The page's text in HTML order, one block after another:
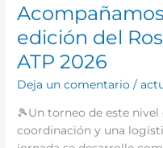
edición del
ATP 2026
Deja un comentario /
🎾Un torneo de este
coordinación y una